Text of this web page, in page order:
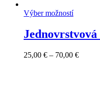
Výber možností
25,00 € – 70,00 €Price